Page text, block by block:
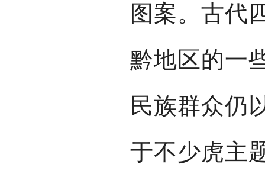
图案。古代
黔地区的一
民族群众仍
于不少虎主